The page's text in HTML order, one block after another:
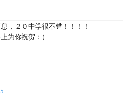
，２０中学很不错！！！！
为你祝贺：）